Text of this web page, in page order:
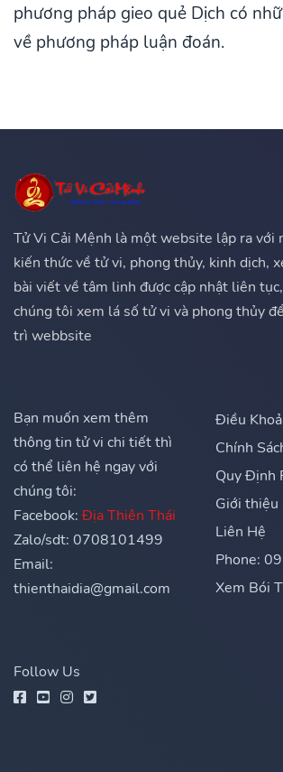
phương pháp gieo quẻ Dịch có
về phương pháp luận đoán.
Tử Vi Cải Mệnh là một website lập ra với
kiến thức về tử vi, phong thủy, kinh dịch,
bài viết về tâm linh được cập nhật liên
chúng tôi xem lá số tử vi và phong thủy
trì webbsite
Bạn muốn xem thêm
thông tin tử vi chi tiết thì
có thể liên hệ ngay với
chúng tôi:
Facebook: Địa Thiên Thái
Zalo/sdt: 0708101499
Email:
thienthaidia@gmail.com
Điều
Chính
Quy Định
Giới thiệu
Liên Hệ
Phone:
Xem Bói
Follow Us